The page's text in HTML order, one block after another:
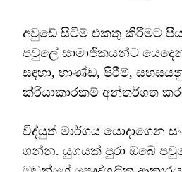
අවුඩේ සිටීම් එකතු කිරීමට
පවුලේ සාමාජිකයන්ට
සඳහා, භාණ්ඩ, පිරීම්,
ක්රියාකාරකම් අන්තර්ගත
විද්යුත් මාර්ගය යොදාගෙන
ගන්න. යුගයක් පුරා ඔබේ